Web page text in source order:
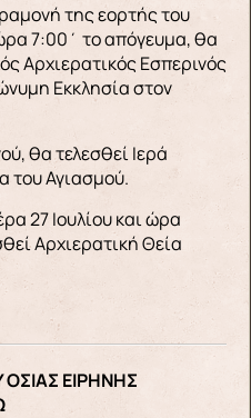
της εορτής του
7:00΄ το απόγευμα, θα
Αρχιερατικός Εσπερινός
Εκκλησία στον
θα τελεσθεί Ιερά
του Αγιασμού.
27 Ιουλίου και ώρα
Αρχιερατική Θεία
ΕΙΡΗΝΗΣ